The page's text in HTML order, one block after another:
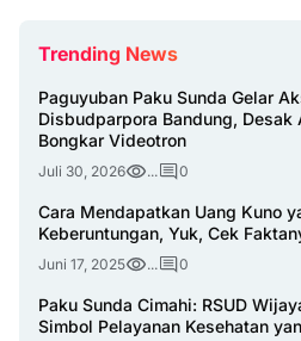
Trending News
Paguyuban Paku Sunda Gelar
Disbudparpora Bandung,
Bongkar Videotron
Juli 30, 2026 ... 0
Cara Mendapatkan Uang Kuno
Keberuntungan, Yuk, Cek
Juni 17, 2025 ... 0
Paku Sunda Cimahi: RSUD
Simbol Pelayanan Kesehatan